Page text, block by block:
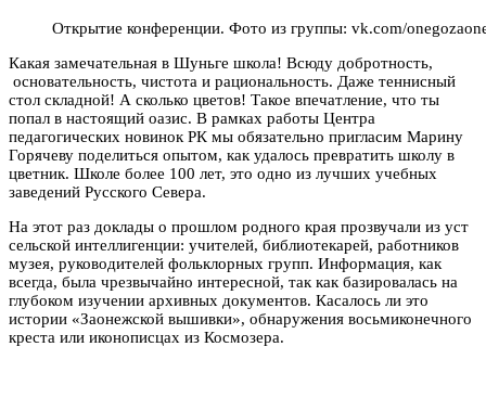
Открытие конференции. Фото из группы: vk.com/
Какая замечательная в Шуньге школа! Всюду добротность,
основательность, чистота и рациональность. Даже теннисный
стол складной! А сколько цветов! Такое впечатление, что ты
попал в настоящий оазис. В рамках работы Центра
педагогических новинок РК мы обязательно пригласим Марину
Горячеву поделиться опытом, как удалось превратить школу в
цветник. Школе более 100 лет, это одно из лучших учебных
заведений Русского Севера.
На этот раз доклады о прошлом родного края прозвучали из уст
сельской интеллигенции: учителей, библиотекарей, работников
музея, руководителей фольклорных групп. Информация, как
всегда, была чрезвычайно интересной, так как базировалась на
глубоком изучении архивных документов. Касалось ли это
истории «Заонежской вышивки», обнаружения восьмиконечного
креста или иконописцах из Космозера.